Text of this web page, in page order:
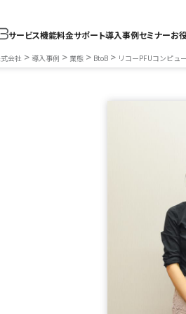
サービス機能料金サポート導入事例セミナーお
会社 > 導入事例 > 業態 > BtoB > リコーPFUコンピュ